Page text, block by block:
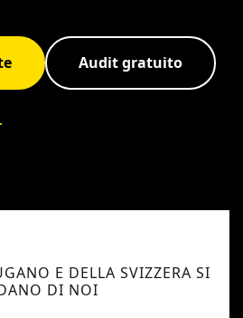
Audit gratuito
E DELLA SVIZZERA SI
DI NOI